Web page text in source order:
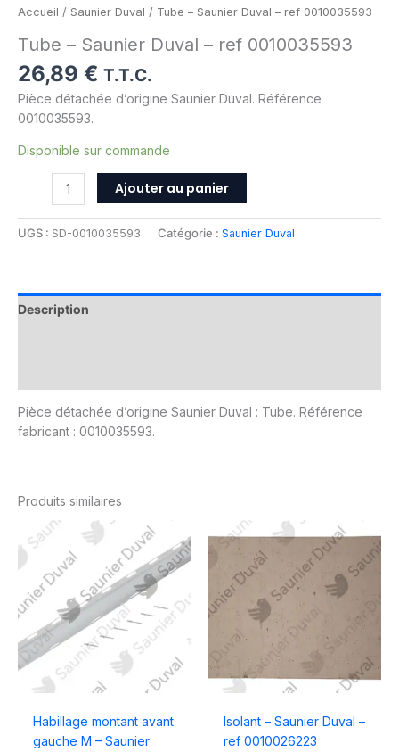
Accueil / Saunier Duval / Tube – Saunier Duval – ref 0010035593
Tube – Saunier Duval – ref 0010035593
26,89 € T.T.C.
Pièce détachée d’origine Saunier Duval. Référence
0010035593.
Disponible sur commande
Ajouter au panier
UGS : SD-0010035593 Catégorie : Saunier Duval
Description
Pièce détachée d’origine Saunier Duval : Tube. Référence
fabricant : 0010035593.
Produits similaires
Habillage montant avant
gauche M – Saunier
Isolant – Saunier Duval –
ref 0010026223